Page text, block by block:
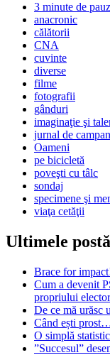
3 minute de
anacronic
călătorii
CNA
cuvinte
diverse
filme
fotografii
gânduri
imaginaţie şi
jurnal de
Oameni
pe bicicletă
poveşti cu tâlc
sondaj
specimene şi
viaţa cetăţii
Ultimele
Brace for
Cum a devenit
propriului
De ce mă urăsc
Când ești
O simplă
”Succesul”